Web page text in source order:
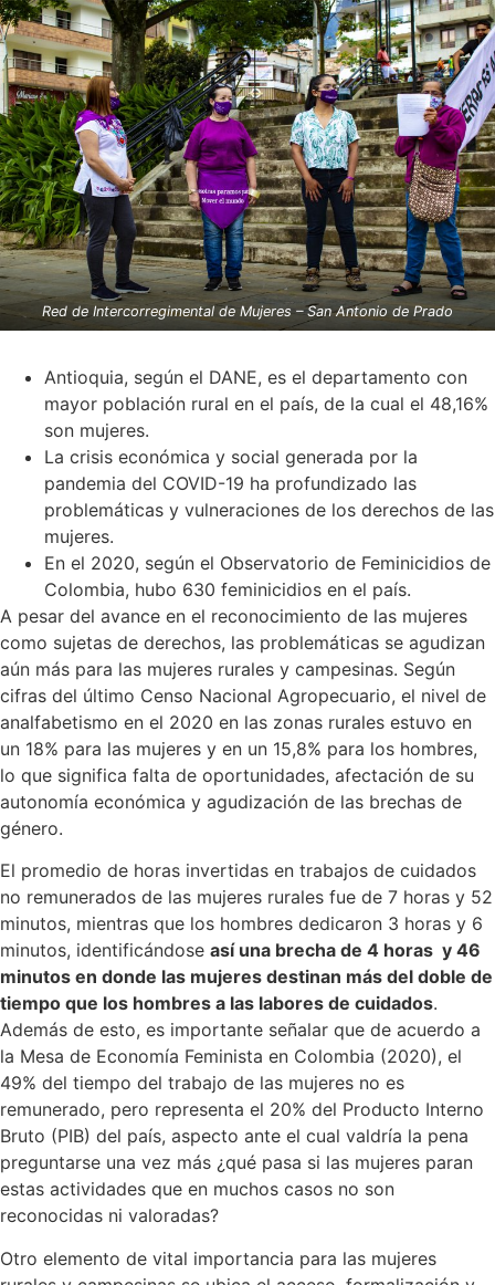
Red de Intercorregimental de Mujeres – San Antonio de Prado
Antioquia, según el DANE, es el departamento con
mayor población rural en el país, de la cual el 48,16%
son mujeres.
La crisis económica y social generada por la
pandemia del COVID-19 ha profundizado las
problemáticas y vulneraciones de los derechos de las
mujeres.
En el 2020, según el Observatorio de Feminicidios de
Colombia, hubo 630 feminicidios en el país.
A pesar del avance en el reconocimiento de las mujeres
como sujetas de derechos, las problemáticas se agudizan
aún más para las mujeres rurales y campesinas. Según
cifras del último Censo Nacional Agropecuario, el nivel de
analfabetismo en el 2020 en las zonas rurales estuvo en
un 18% para las mujeres y en un 15,8% para los hombres,
lo que significa falta de oportunidades, afectación de su
autonomía económica y agudización de las brechas de
género.
El promedio de horas invertidas en trabajos de cuidados
no remunerados de las mujeres rurales fue de 7 horas y 52
minutos, mientras que los hombres dedicaron 3 horas y 6
minutos, identificándose así una brecha de 4 horas y 46
minutos en donde las mujeres destinan más del doble de
tiempo que los hombres a las labores de cuidados.
Además de esto, es importante señalar que de acuerdo a
la Mesa de Economía Feminista en Colombia (2020), el
49% del tiempo del trabajo de las mujeres no es
remunerado, pero representa el 20% del Producto Interno
Bruto (PIB) del país, aspecto ante el cual valdría la pena
preguntarse una vez más ¿qué pasa si las mujeres paran
estas actividades que en muchos casos no son
reconocidas ni valoradas?
Otro elemento de vital importancia para las mujeres